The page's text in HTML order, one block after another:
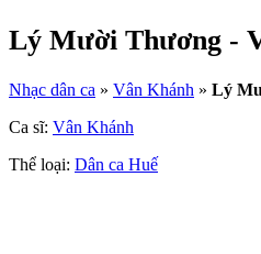
Lý Mười Thương -
Nhạc dân ca » Vân Khánh » Lý
Ca sĩ: Vân Khánh
Thể loại: Dân ca Huế